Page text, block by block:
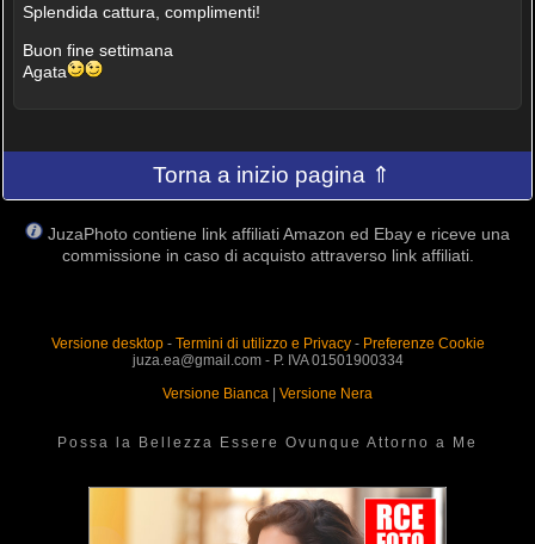
Splendida cattura, complimenti!
Buon fine settimana
Agata
Torna a inizio pagina ⇑
JuzaPhoto contiene link affiliati Amazon ed Ebay e riceve una
commissione in caso di acquisto attraverso link affiliati.
Versione desktop- Termini di utilizzo e Privacy- Preferenze Cookie
juza.ea@gmail.com - P. IVA 01501900334
Versione Bianca
Versione Nera
Possa la Bellezza Essere Ovunque Attorno a Me